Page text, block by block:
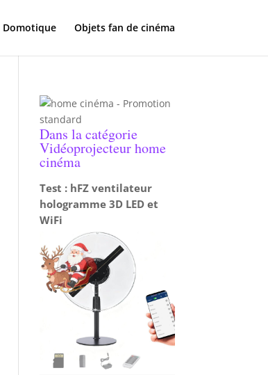
Domotique Objets fan de cinéma
Dans la catégorie
Vidéoprojecteur home
cinéma
Test : hFZ ventilateur
hologramme 3D LED et
WiFi